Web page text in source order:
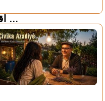
اقرأ أيضاً ...